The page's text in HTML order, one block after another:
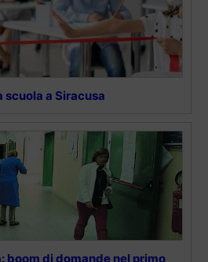
scuola a Siracusa
boom di domande nel primo